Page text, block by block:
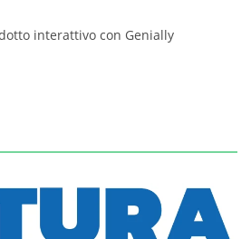
interattivo con Genially